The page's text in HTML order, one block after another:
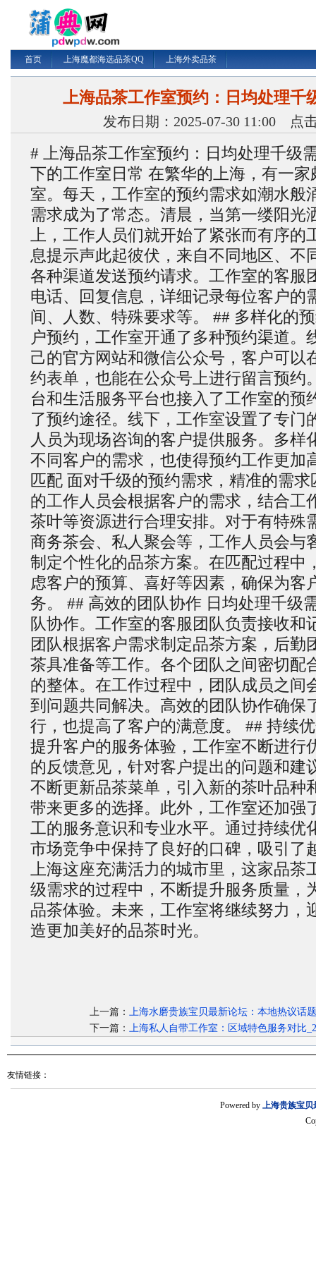
首页 上海魔都海选品茶QQ 上海外卖品茶
上海品茶工作室预约：日均处理千
发布日期：2025-07-30 11:00 点
# 上海品茶工作室预约：日均处理千级
下的工作室日常 在繁华的上海，有一
室。每天，工作室的预约需求如潮水般
需求成为了常态。清晨，当第一缕阳光
上，工作人员们就开始了紧张而有序的
息提示声此起彼伏，来自不同地区、不
各种渠道发送预约请求。工作室的客服
电话、回复信息，详细记录每位客户的
间、人数、特殊要求等。 ## 多样化的
户预约，工作室开通了多种预约渠道。
己的官方网站和微信公众号，客户可以
约表单，也能在公众号上进行留言预约
台和生活服务平台也接入了工作室的预
了预约途径。线下，工作室设置了专门
人员为现场咨询的客户提供服务。多样
不同客户的需求，也使得预约工作更加
匹配 面对千级的预约需求，精准的需
的工作人员会根据客户的需求，结合工
茶叶等资源进行合理安排。对于有特殊
商务茶会、私人聚会等，工作人员会与
制定个性化的品茶方案。在匹配过程中
虑客户的预算、喜好等因素，确保为客
务。 ## 高效的团队协作 日均处理千级
队协作。工作室的客服团队负责接收和
团队根据客户需求制定品茶方案，后勤
茶具准备等工作。各个团队之间密切配
的整体。在工作过程中，团队成员之间
到问题共同解决。高效的团队协作确保
行，也提高了客户的满意度。 ## 持续
提升客户的服务体验，工作室不断进行
的反馈意见，针对客户提出的问题和建
不断更新品茶菜单，引入新的茶叶品种
带来更多的选择。此外，工作室还加强
工的服务意识和专业水平。通过持续优
市场竞争中保持了良好的口碑，吸引了
上海这座充满活力的城市里，这家品茶
级需求的过程中，不断提升服务质量，
品茶体验。未来，工作室将继续努力，
造更加美好的品茶时光。
上一篇： 上海水磨贵族宝贝最新论坛：本地热议话题
下一篇： 上海私人自带工作室：区域特色服务对比
友情链接：
Powered by 上海贵族宝贝